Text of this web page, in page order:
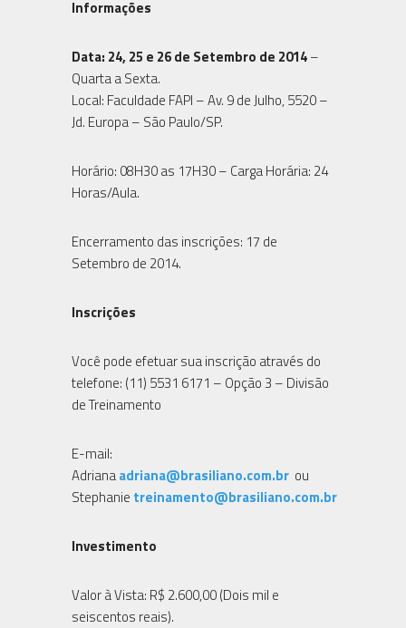
Informações
Data: 24, 25 e 26 de Setembro de 2014–
Quarta a Sexta.
Local: Faculdade FAPI – Av. 9 de Julho, 5520 –
Jd. Europa – São Paulo/SP.
Horário: 08H30 as 17H30 – Carga Horária: 24
Horas/Aula.
Encerramento das inscrições: 17 de
Setembro de 2014.
Inscrições
Você pode efetuar sua inscrição através do
telefone: (11) 5531 6171 – Opção 3 – Divisão
de Treinamento
E-mail:
Adrianaadriana@brasiliano.com.br ou
Stephanie treinamento@brasiliano.com.br
Investimento
Valor à Vista: R$ 2.600,00 (Dois mil e
seiscentos reais).